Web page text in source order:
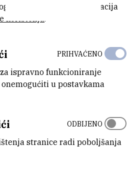
u nuklearnoj i čestičnoj fizici,
ali daje iznenađujuće
za-
kratkozivućih- (90,1 kB)
iskustva. Za više informacija
korištenja.
ispravno funkcioniranje
u postavkama
PRIHVAĆENO
stranice radi poboljšanja
ODBIJENO